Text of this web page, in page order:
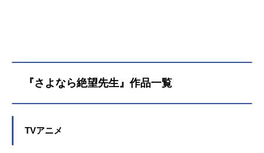
『さよなら絶望先生』作品一覧
TVアニメ